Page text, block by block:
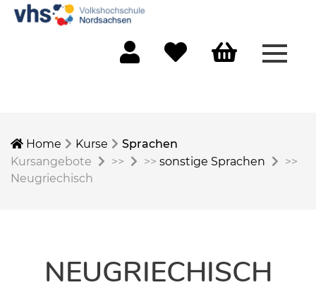
Home Kurse
Sprachen
Kursangebote
>> >> sonstige Sprachen
>>
Neugriechisch
NEUGRIECHISCH